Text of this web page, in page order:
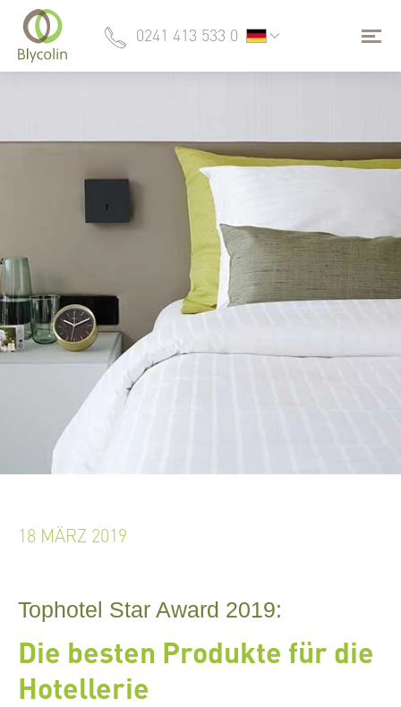
0241 413 533 0
18 MÄRZ 2019
Tophotel Star Award 2019:
Die besten Produkte für die
Hotellerie